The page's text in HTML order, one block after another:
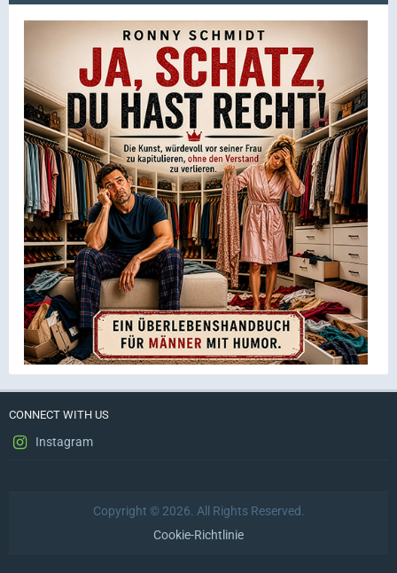
CONNECT WITH US
Instagram
Copyright © 2026. All Rights Reserved.
Cookie-Richtlinie